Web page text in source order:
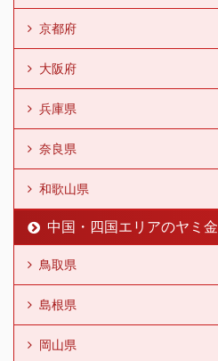
京都府
大阪府
兵庫県
奈良県
和歌山県
中国・四国エリアのヤミ金
鳥取県
島根県
岡山県